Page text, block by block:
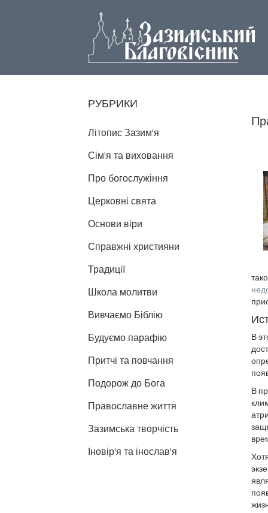
В
В
РУБРИКИ
Літопис Зазим'я
Сім'я та виховання
Про богослужіння
Церковні свята
Основи віри
Справжні християни
Традиції
Школа молитви
Вивчаємо Біблію
Будуємо парафію
Притчі та повчання
Подорож до Бога
Православне життя
Зазимська творчість
Іновір'я та інослав'я